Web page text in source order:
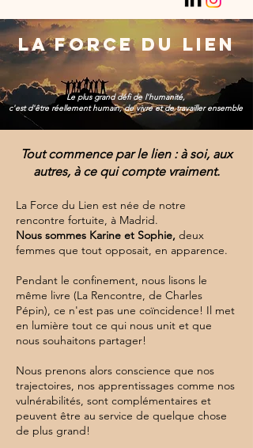
LA FORCE DU LIEN
Le plus grand défi de l'humanité,
c'est d'être réellement humain, de vivre et de travailler ensemble
Tout commence par le lien : à soi, aux
autres, à ce qui compte vraiment.
La Force du Lien est née de notre
rencontre fortuite, à Madrid.
Nous sommes Karine et Sophie, deux
femmes que tout opposait, en apparence.
Pendant le confinement, nous lisons le
même livre (La Rencontre, de Charles
Pépin), ce n'est pas une coïncidence! Il met
en lumière tout ce qui nous unit et que
nous souhaitons partager!
Nous prenons alors conscience que nos
trajectoires, nos apprentissages comme nos
vulnérabilités, sont complémentaires et
peuvent être au service de quelque chose
de plus grand!